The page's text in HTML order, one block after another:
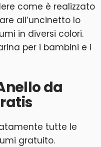
come è realizzato
all’uncinetto lo
in diversi colori.
per i bambini e i
da
tutte le
gratuito.